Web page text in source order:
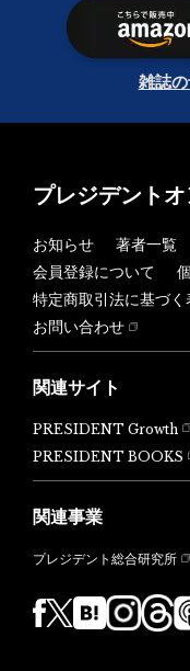
雑誌
プレジデント
お知らせ 著者一覧
会員登録について
特定商取引法に基づく
お問い合わせ
関連サイト
PRESIDENT Growth
PRESIDENT BOOKS
関連事業
プレジデント総合研究所